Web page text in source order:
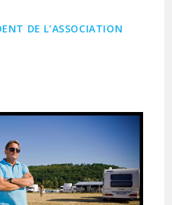
DE L’ASSOCIATION